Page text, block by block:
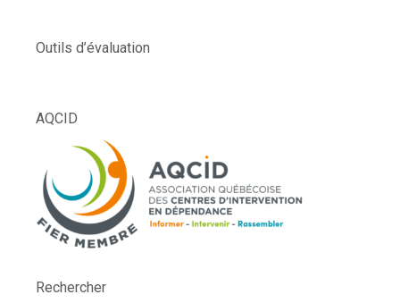
Outils d’évaluation
AQCID
Rechercher